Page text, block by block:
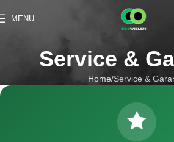
MENU
Service &
Home Service &